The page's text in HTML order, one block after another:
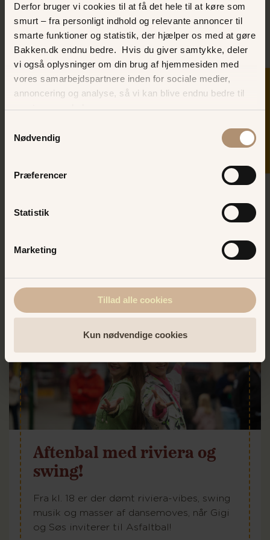
Derfor bruger vi cookies til at få det hele til at køre som
smurt – fra personligt indhold og relevante annoncer til
smarte funktioner og statistik, der hjælper os med at gøre
Bakken.dk endnu bedre. Hvis du giver samtykke, deler
vi også oplysninger om din brug af hjemmesiden med
vores samarbejdspartnere inden for sociale medier,
annoncering og analyse, så vi kan blive endnu bedre til
næste gang, du besøger os.
Nødvendig
Præferencer
Statistik
Marketing
Tillad alle cookies
Kun nødvendige cookies
SKER I DAG
Asfaltbal for børnene
Eftermiddagen byder på børnenes helt
aktivitetscenter med ansigtsmaling,
masser af dans!
Aftenbal med riviera og
swing!
Fra kl. 18 er der dømt riviera-vibes, swing
musik og masser af dansemoves, når Gigi
og Søs inviterer til Asfaltbal!